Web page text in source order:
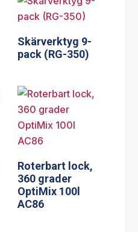
Skärverktyg 9-
pack (RG-350)
Roterbart lock,
360 grader
OptiMix 100l
AC86